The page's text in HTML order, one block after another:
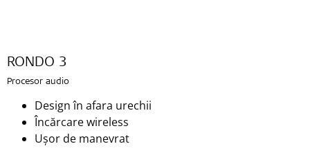
RONDO 3
Procesor audio
Design în afara urechii
Încărcare wireless
Ușor de manevrat